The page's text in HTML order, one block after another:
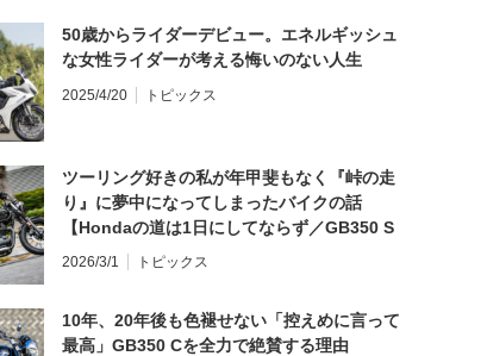
50歳からライダーデビュー。エネルギッシュ
な女性ライダーが考える悔いのない人生
2025/4/20 トピックス
ツーリング好きの私が年甲斐もなく『峠の走
り』に夢中になってしまったバイクの話
【Hondaの道は1日にしてならず／GB350 S
インプレ・レビュー 前編】
2026/3/1 トピックス
10年、20年後も色褪せない「控えめに言って
最高」GB350 Cを全力で絶賛する理由